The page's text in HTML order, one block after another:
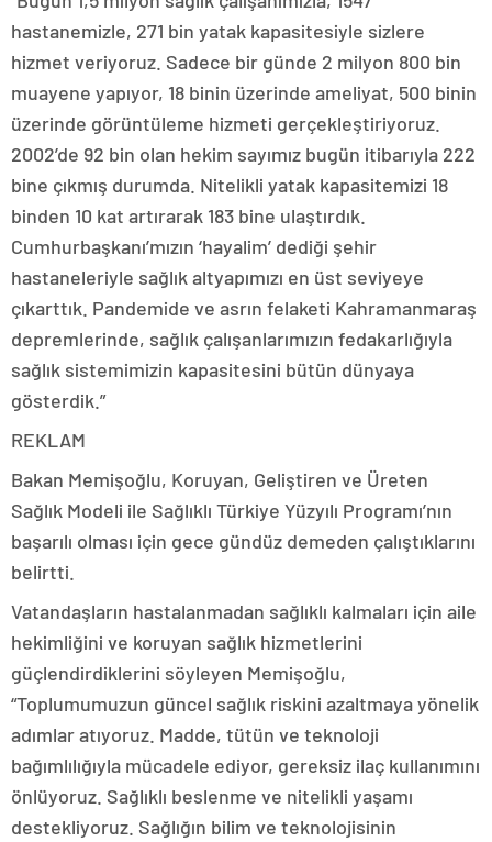
hastanemizle, 271 bin yatak kapasitesiyle sizlere
hizmet veriyoruz. Sadece bir günde 2 milyon 800 bin
muayene yapıyor, 18 binin üzerinde ameliyat, 500 binin
üzerinde görüntüleme hizmeti gerçekleştiriyoruz.
2002’de 92 bin olan hekim sayımız bugün itibarıyla 222
bine çıkmış durumda. Nitelikli yatak kapasitemizi 18
binden 10 kat artırarak 183 bine ulaştırdık.
Cumhurbaşkanı’mızın ‘hayalim’ dediği şehir
hastaneleriyle sağlık altyapımızı en üst seviyeye
çıkarttık. Pandemide ve asrın felaketi Kahramanmaraş
depremlerinde, sağlık çalışanlarımızın fedakarlığıyla
sağlık sistemimizin kapasitesini bütün dünyaya
gösterdik.”
REKLAM
Bakan Memişoğlu, Koruyan, Geliştiren ve Üreten
Sağlık Modeli ile Sağlıklı Türkiye Yüzyılı Programı’nın
başarılı olması için gece gündüz demeden çalıştıklarını
belirtti.
Vatandaşların hastalanmadan sağlıklı kalmaları için aile
hekimliğini ve koruyan sağlık hizmetlerini
güçlendirdiklerini söyleyen Memişoğlu,
“Toplumumuzun güncel sağlık riskini azaltmaya yönelik
adımlar atıyoruz. Madde, tütün ve teknoloji
bağımlılığıyla mücadele ediyor, gereksiz ilaç kullanımını
önlüyoruz. Sağlıklı beslenme ve nitelikli yaşamı
destekliyoruz. Sağlığın bilim ve teknolojisinin